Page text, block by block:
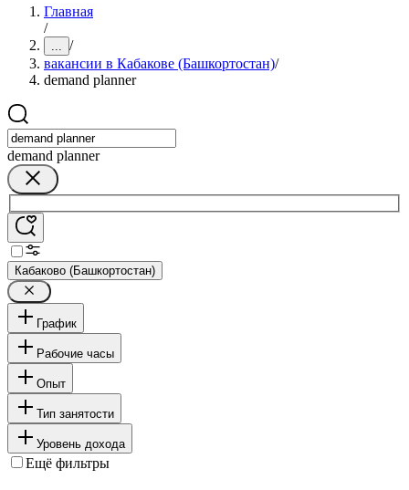
Главная
/
... /
вакансии в Кабакове (Башкортостан)/
demand planner
demand planner
Кабаково (Башкортостан)
График
Рабочие часы
Опыт
Тип занятости
Уровень дохода
Ещё фильтры